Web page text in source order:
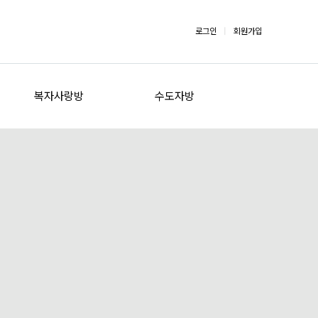
로그인 회원가입
복자사랑방 수도자방